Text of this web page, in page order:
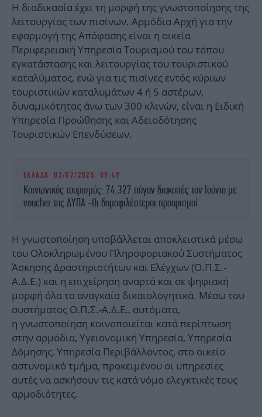
Η διαδικασία έχει τη μορφή της γνωστοποίησης της
λειτουργίας των πισίνων. Αρμόδια Αρχή για την
εφαρμογή της Απόφασης είναι η οικεία
Περιφερειακή Υπηρεσία Τουρισμού του τόπου
εγκατάστασης και λειτουργίας του τουριστικού
καταλύματος, ενώ για τις πισίνες εντός κύριων
τουριστικών καταλυμάτων 4 ή 5 αστέρων,
δυναμικότητας άνω των 300 κλινών, είναι η Ειδική
Υπηρεσία Προώθησης και Αδειοδότησης
Τουριστικών Επενδύσεων.
ΕΛΛΑΔΑ 02/07/2025 09:49
Κοινωνικός τουρισμός: 74.327 πήγαν διακοπές τον Ιούνιο με
voucher της ΔΥΠΑ -Οι δημοφιλέστεροι προορισμοί
Η γνωστοποίηση υποβάλλεται αποκλειστικά μέσω
του Ολοκληρωμένου Πληροφοριακού Συστήματος
Άσκησης Δραστηριοτήτων και Ελέγχων (Ο.Π.Σ.-
Α.Δ.Ε.) και η επιχείρηση αναρτά και σε ψηφιακή
μορφή όλα τα αναγκαία δικαιολογητικά. Μέσω του
συστήματος Ο.Π.Σ.-Α.Δ.Ε., αυτόματα,
η γνωστοποίηση κοινοποιείται κατά περίπτωση
στην αρμόδια, Υγειονομική Υπηρεσία, Υπηρεσία
Δόμησης, Υπηρεσία Περιβάλλοντος, στο οικείο
αστυνομικό τμήμα, προκειμένου οι υπηρεσίες
αυτές να ασκήσουν τις κατά νόμο ελεγκτικές τους
αρμοδιότητες.